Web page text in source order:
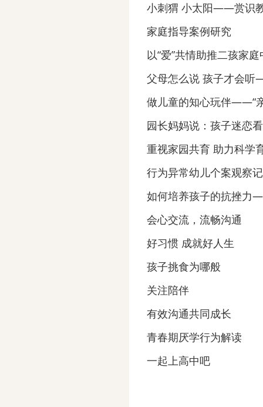
小刺猬 小太阳——赏识
家庭指导案例研究
以“爱”共情助推二孩家庭
父母怎么说 孩子才会
做儿童的知心玩伴——“
园长妈妈说：孩子迷恋
重视家园共育 助力科学
行为异常幼儿个案观察
如何培养孩子的抗挫力
会心交流，流畅沟通
好习惯 成就好人生
孩子挑食为哪般
关注陪伴
有效沟通共同成长
青春期厌学行为解读
一起上高中吧